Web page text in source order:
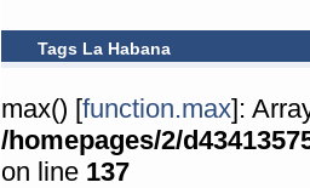
Tags La Habana
max() [function.max]:
/homepages/2/
on line 137